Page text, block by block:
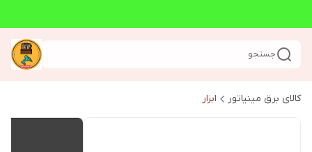
جستجو
کالای برق مینیاتور ابزار